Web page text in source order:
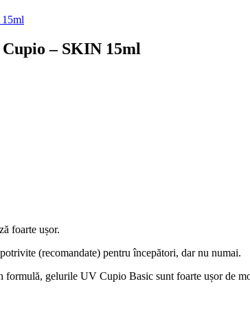
– SKIN 15ml
foarte ușor.
(recomandate) pentru începători, dar nu numai.
gelurile UV Cupio Basic sunt foarte ușor de